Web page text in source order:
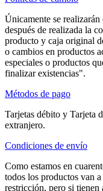
Únicamente se
después de realizada la
producto y caja original
o cambios en productos
especiales o productos
finalizar existencias".
Métodos de pago
Tarjetas débito y Tarjeta
extranjero.
Condiciones de envío
Como estamos en
todos los productos van
restricción, pero si